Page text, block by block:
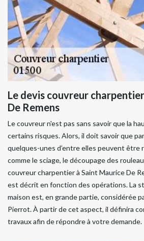
Le devis couvreur
De Remens
Le couvreur n'est pas sans savoir que la
certains risques. Alors, il doit savoir que
quelques-unes d’entre elles peuvent être
comme le sciage, le découpage des
couvreur charpentier à Saint Maurice De
est décrit en fonction des opérations. La
maison est, en grande partie, considérée
Pierrot. À partir de cet aspect, il définira
travaux afin de répondre à votre demande.